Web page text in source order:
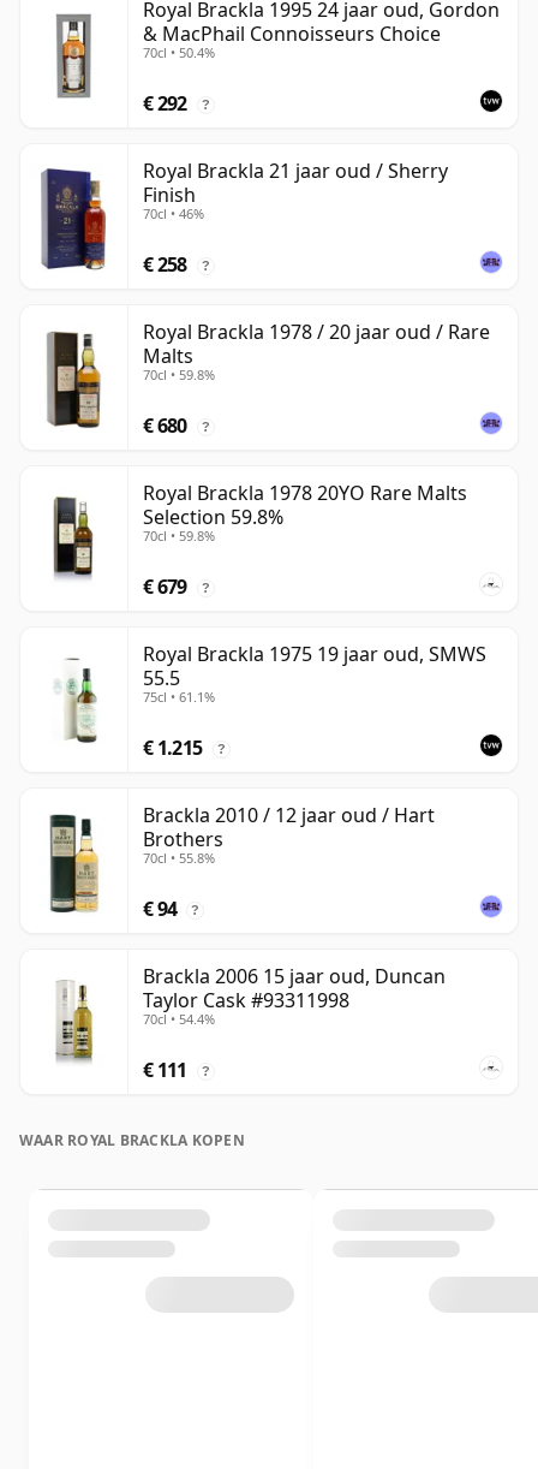
Royal Brackla 1995 24 jaar oud, Gordon
& MacPhail Connoisseurs Choice
70cl • 50.4%
€ 292 ?
Royal Brackla 21 jaar oud / Sherry
Finish
70cl • 46%
€ 258 ?
Royal Brackla 1978 / 20 jaar oud / Rare
Malts
70cl • 59.8%
€ 680 ?
Royal Brackla 1978 20YO Rare Malts
Selection 59.8%
70cl • 59.8%
€ 679 ?
Royal Brackla 1975 19 jaar oud, SMWS
55.5
75cl • 61.1%
€ 1.215 ?
Brackla 2010 / 12 jaar oud / Hart
Brothers
70cl • 55.8%
€ 94 ?
Brackla 2006 15 jaar oud, Duncan
Taylor Cask #93311998
70cl • 54.4%
€ 111 ?
WAAR ROYAL BRACKLA KOPEN